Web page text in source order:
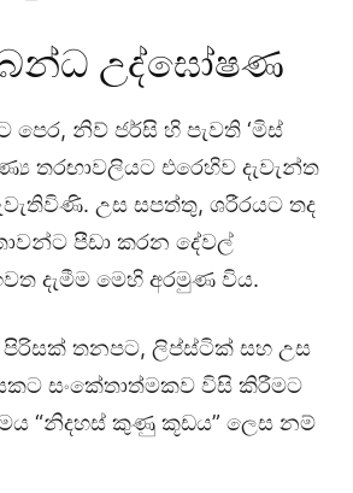
උද්ඝෝෂණ
නිව් ජර්සි හි පැවති ‘මිස්
තරඟාවලියට එරෙහිව දැවැන්ත
උස සපත්තු, ශරීරයට තද
පීඩා කරන දේවල්
දැමීම මෙහි අරමුණ විය.
පිරිසක් තනපට, ලිප්ස්ටික් සහ උස
සංකේතාත්මකව විසි කිරීමට
“නිදහස් කුණු කූඩය” ලෙස නම්